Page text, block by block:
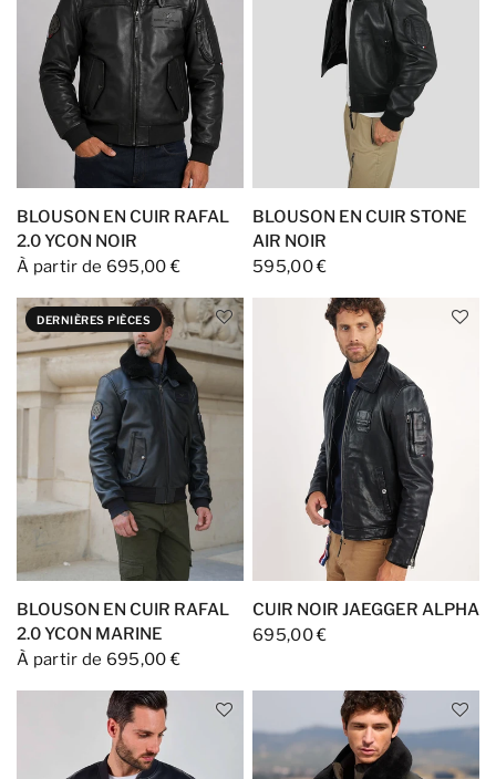
BLOUSON EN CUIR RAFAL
2.0 YCON NOIR
À partir de 695,00 €
BLOUSON EN CUIR STONE
AIR NOIR
595,00 €
DERNIÈRES PIÈCES
BLOUSON EN CUIR RAFAL
2.0 YCON MARINE
À partir de 695,00 €
CUIR NOIR JAEGGER ALPHA
695,00 €